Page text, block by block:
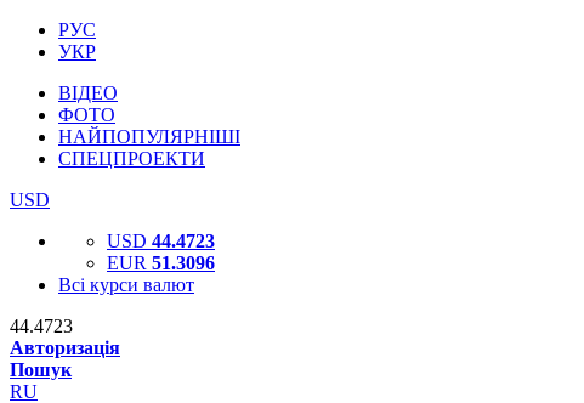
РУС
УКР
ВІДЕО
ФОТО
НАЙПОПУЛЯРНІШІ
СПЕЦПРОЕКТИ
USD
USD 44.4723
EUR 51.3096
Всі курси валют
44.4723
Авторизація
Пошук
RU